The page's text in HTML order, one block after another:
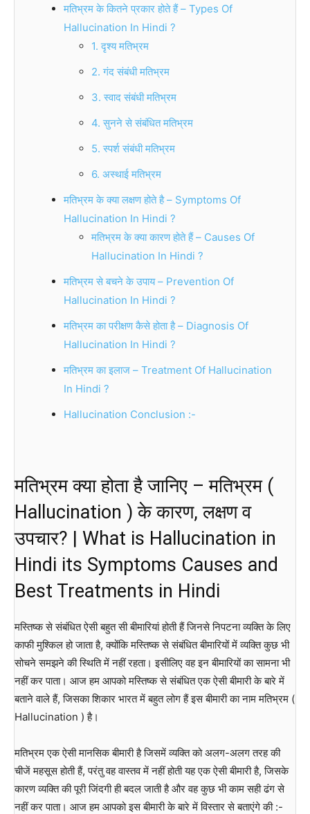
मतिभ्रम के कितने प्रकार होते हैं – Types Of
Hallucination In Hindi ?
1. दृश्य मतिभ्रम
2. गंद संबंधी मतिभ्रम
3. स्वाद संबंधी मतिभ्रम
4. सुनने से संबंधित मतिभ्रम
5. स्पर्श संबंधी मतिभ्रम
6. अस्थाई मतिभ्रम
मतिभ्रम के क्या लक्षण होते है – Symptoms Of
Hallucination In Hindi ?
मतिभ्रम के क्या कारण होते हैं – Causes Of
Hallucination In Hindi ?
मतिभ्रम से बचने के उपाय – Prevention Of
Hallucination In Hindi ?
मतिभ्रम का परीक्षण कैसे होता है – Diagnosis Of
Hallucination In Hindi ?
मतिभ्रम का इलाज – Treatment Of Hallucination
In Hindi ?
Hallucination Conclusion :-
मतिभ्रम क्या होता है जानिए – मतिभ्रम (
Hallucination ) के कारण, लक्षण व
उपचार? | What is Hallucination in
Hindi its Symptoms Causes and
Best Treatments in Hindi
मस्तिष्क से संबंधित ऐसी बहुत सी बीमारियां होती हैं जिनसे निपटना व्यक्ति के लिए
काफी मुश्किल हो जाता है, क्योंकि मस्तिष्क से संबंधित बीमारियों में व्यक्ति कुछ भी
सोचने समझने की स्थिति में नहीं रहता। इसीलिए वह इन बीमारियों का सामना भी
नहीं कर पाता। आज हम आपको मस्तिष्क से संबंधित एक ऐसी बीमारी के बारे में
बताने वाले हैं, जिसका शिकार भारत में बहुत लोग हैं इस बीमारी का नाम मतिभ्रम (
Hallucination ) है।
मतिभ्रम एक ऐसी मानसिक बीमारी है जिसमें व्यक्ति को अलग-अलग तरह की
चीजें महसूस होती हैं, परंतु वह वास्तव में नहीं होती यह एक ऐसी बीमारी है, जिसके
कारण व्यक्ति की पूरी जिंदगी ही बदल जाती है और वह कुछ भी काम सही ढंग से
नहीं कर पाता। आज हम आपको इस बीमारी के बारे में विस्तार से बताएंगे की :-